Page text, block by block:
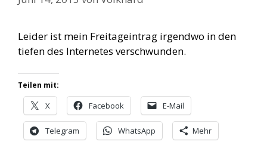
Leider ist mein Freitageintrag irgendwo in den
tiefen des Internetes verschwunden.
Teilen mit:
X Facebook E-Mail
Telegram WhatsApp Mehr